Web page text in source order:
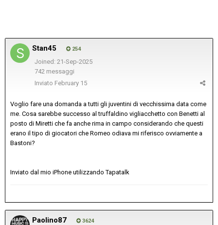
Stan45 254
Joined: 21-Sep-2025
742 messaggi
Inviato February 15
Voglio fare una domanda a tutti gli juventini di vecchissima data come
me. Cosa sarebbe successo al truffaldino vigliacchetto con Benetti al
posto di Miretti che fa anche rima in campo considerando che questi
erano il tipo di giocatori che Romeo odiava mi riferisco ovviamente a
Bastoni?
Inviato dal mio iPhone utilizzando Tapatalk
Paolino87 3624